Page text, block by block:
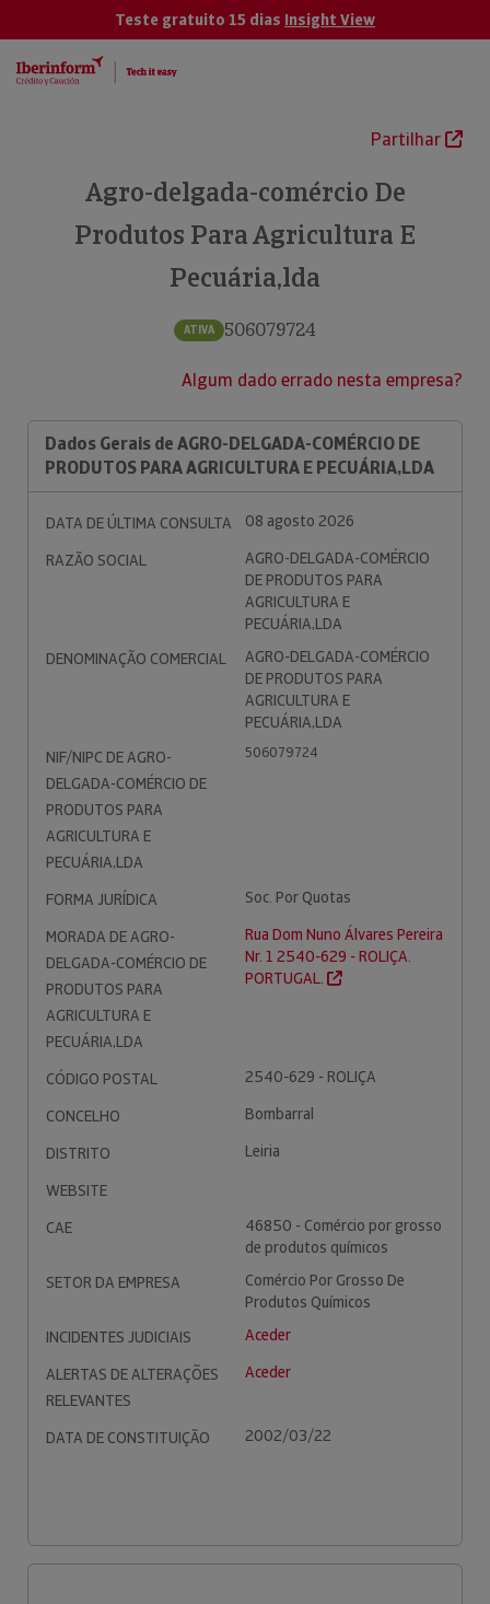
Teste gratuito 15 dias Insight View
Partilhar
Agro-delgada-comércio De
Produtos Para Agricultura E
Pecuária,lda
ATIVA 506079724
Algum dado errado nesta empresa?
Dados Gerais de AGRO-DELGADA-COMÉRCIO DE
PRODUTOS PARA AGRICULTURA E PECUÁRIA,LDA
DATA DE ÚLTIMA CONSULTA
08 agosto 2026
RAZÃO SOCIAL
AGRO-DELGADA-COMÉRCIO
DE PRODUTOS PARA
AGRICULTURA E
PECUÁRIA,LDA
DENOMINAÇÃO COMERCIAL
AGRO-DELGADA-COMÉRCIO
DE PRODUTOS PARA
AGRICULTURA E
PECUÁRIA,LDA
NIF/NIPC DE AGRO-
DELGADA-COMÉRCIO DE
PRODUTOS PARA
AGRICULTURA E
PECUÁRIA,LDA
506079724
FORMA JURÍDICA
Soc. Por Quotas
MORADA DE AGRO-
DELGADA-COMÉRCIO DE
PRODUTOS PARA
AGRICULTURA E
PECUÁRIA,LDA
Rua Dom Nuno Álvares Pereira
Nr. 1 2540-629 - ROLIÇA.
PORTUGAL.
CÓDIGO POSTAL
2540-629 - ROLIÇA
CONCELHO
Bombarral
DISTRITO
Leiria
WEBSITE
CAE
46850 - Comércio por grosso
de produtos químicos
SETOR DA EMPRESA
Comércio Por Grosso De
Produtos Químicos
INCIDENTES JUDICIAIS
Aceder
ALERTAS DE ALTERAÇÕES
RELEVANTES
Aceder
DATA DE CONSTITUIÇÃO 2002/03/22